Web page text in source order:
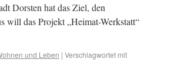
Dorsten hat das Ziel, den
will das Projekt „Heimat-Werkstatt“
und Leben | Verschlagwortet mit